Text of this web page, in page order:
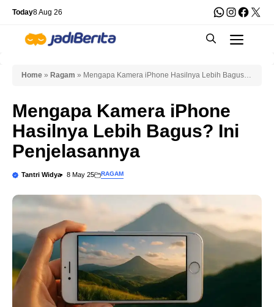
Skip
content
Today8 Aug 26 WhatsApp
X
Home » Ragam » Mengapa Kamera iPhone Hasilnya Lebih Bagus?
Mengapa Kamera iPhone
Hasilnya Lebih Bagus? Ini
Penjelasannya
Tantri Widya 8 May 25 RAGAM